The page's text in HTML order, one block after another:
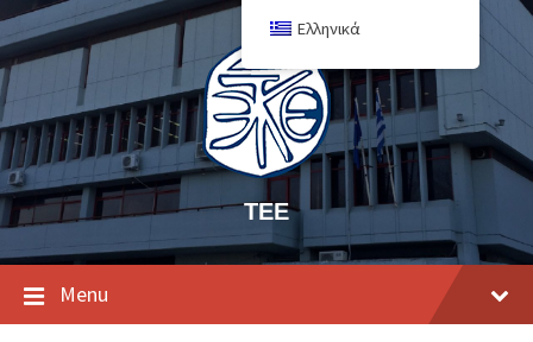
ΤΕΕ
Menu
Ελληνικά